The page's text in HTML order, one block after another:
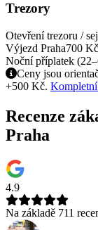
Trezory
Otevření trezoru /
Výjezd Praha700 Kč
Noční příplatek
Ceny jsou
+500 Kč.
Recenze
Praha
4.9
Na základě 711